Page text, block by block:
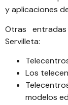
y aplicaciones
Otras
Servilleta:
Los
modelos